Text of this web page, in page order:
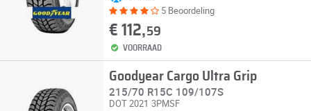
5 Beoordeling
€ 112,59
VOORRAAD
Goodyear Cargo Ultra Grip
215/70 R15C 109/107S
DOT 2021 3PMSF